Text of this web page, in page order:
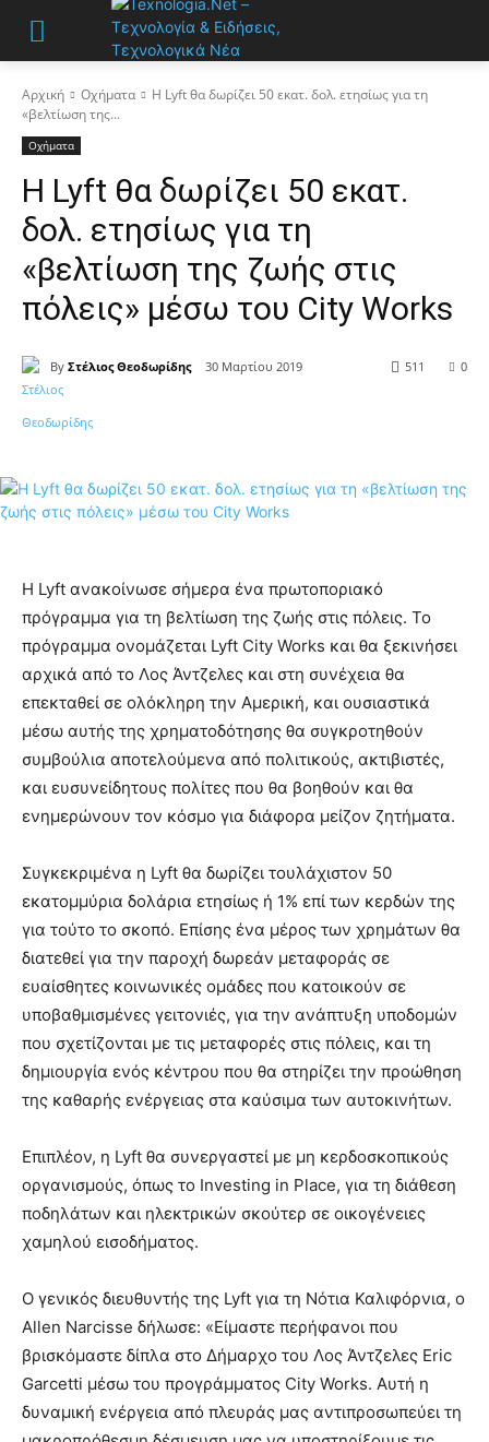
Αρχική Οχήματα
Η Lyft θα δωρίζει 50 εκατ. δολ. ετησίως για τη
«βελτίωση της...
Οχήματα
Η Lyft θα δωρίζει 50 εκατ.
δολ. ετησίως για τη
«βελτίωση της ζωής στις
πόλεις» μέσω του City Works
By Στέλιος Θεοδωρίδης 30 Μαρτίου 2019 0
511
Η Lyft ανακοίνωσε σήμερα ένα πρωτοποριακό
πρόγραμμα για τη βελτίωση της ζωής στις πόλεις. Το
πρόγραμμα ονομάζεται Lyft City Works και θα ξεκινήσει
αρχικά από το Λος Άντζελες και στη συνέχεια θα
επεκταθεί σε ολόκληρη την Αμερική, και ουσιαστικά
μέσω αυτής της χρηματοδότησης θα συγκροτηθούν
συμβούλια αποτελούμενα από πολιτικούς, ακτιβιστές,
και ευσυνείδητους πολίτες που θα βοηθούν και θα
ενημερώνουν τον κόσμο για διάφορα μείζον ζητήματα.
Συγκεκριμένα η Lyft θα δωρίζει τουλάχιστον 50
εκατομμύρια δολάρια ετησίως ή 1% επί των κερδών της
για τούτο το σκοπό. Επίσης ένα μέρος των χρημάτων θα
διατεθεί για την παροχή δωρεάν μεταφοράς σε
ευαίσθητες κοινωνικές ομάδες που κατοικούν σε
υποβαθμισμένες γειτονιές, για την ανάπτυξη υποδομών
που σχετίζονται με τις μεταφορές στις πόλεις, και τη
δημιουργία ενός κέντρου που θα στηρίζει την προώθηση
της καθαρής ενέργειας στα καύσιμα των αυτοκινήτων.
Επιπλέον, η Lyft θα συνεργαστεί με μη κερδοσκοπικούς
οργανισμούς, όπως το Investing in Place, για τη διάθεση
ποδηλάτων και ηλεκτρικών σκούτερ σε οικογένειες
χαμηλού εισοδήματος.
Ο γενικός διευθυντής της Lyft για τη Νότια Καλιφόρνια, ο
Allen Narcisse δήλωσε: «Είμαστε περήφανοι που
βρισκόμαστε δίπλα στο Δήμαρχο του Λος Άντζελες Eric
Garcetti μέσω του προγράμματος City Works. Αυτή η
δυναμική ενέργεια από πλευράς μας αντιπροσωπεύει τη